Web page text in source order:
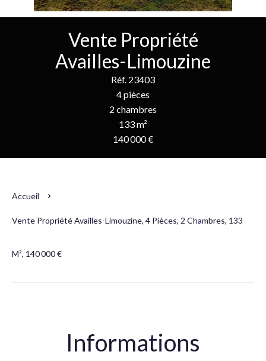
Vente Propriété
Availles-Limouzine
Réf. 23403
4 pièces
2 chambres
133 m²
140 000 €
Accueil
Vente Propriété Availles-Limouzine, 4 Pièces, 2 Chambres, 133
M², 140 000 €
Informations